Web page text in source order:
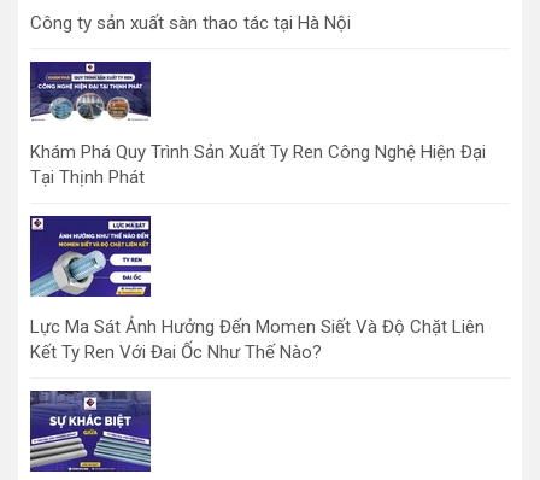
Công ty sản xuất sàn thao tác tại Hà Nội
Khám Phá Quy Trình Sản Xuất Ty Ren Công Nghệ Hiện Đại
Tại Thịnh Phát
Lực Ma Sát Ảnh Hưởng Đến Momen Siết Và Độ Chặt Liên
Kết Ty Ren Với Đai Ốc Như Thế Nào?